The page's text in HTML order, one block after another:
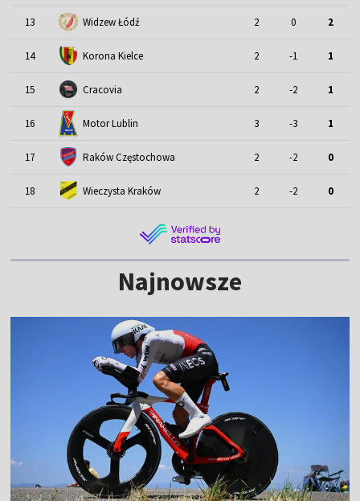
13 Widzew Łódź 2 0 2
14 Korona Kielce 2 -1 1
15 Cracovia 2 -2 1
16 Motor Lublin 3 -3 1
17 Raków Częstochowa 2 -2 0
18 Wieczysta Kraków 2 -2 0
Najnowsze